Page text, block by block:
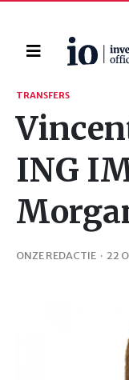
Home
Zoeken
TRANSFERS
ING
ONZE REDACTIE · 22